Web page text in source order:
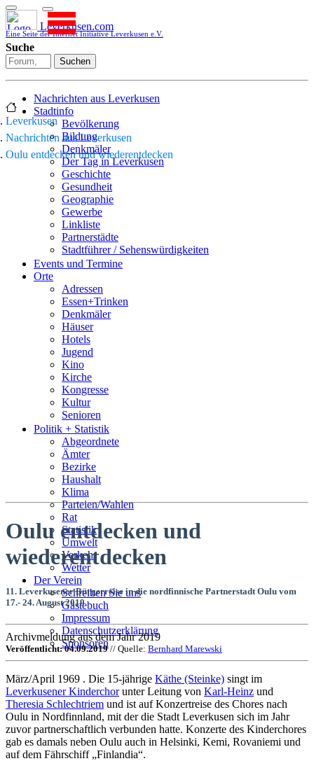
Leverkusen.com
Eine Seite der Internet Initiative Leverkusen e.V.
Suche
Suchen
Nachrichten aus Leverkusen
Stadtinfo
Bevölkerung
Bildung
Denkmäler
Der Tag in Leverkusen
Geschichte
Gesundheit
Geographie
Gewerbe
Linkliste
Partnerstädte
Stadtführer / Sehenswürdigkeiten
Stadtplan
Sport
Who is who
Wohnen
Events und Termine
Orte
Adressen
Essen+Trinken
Denkmäler
Häuser
Hotels
Jugend
Kino
Kirche
Kongresse
Kultur
Senioren
Stadtführer
Straßen
Politik + Statistik
Abgeordnete
Ämter
Bezirke
Haushalt
Klima
Parteien/Wahlen
Rat
Statistik
Umwelt
Verkehr
Wetter
Der Verein
Schreiben Sie uns
Gästebuch
Impressum
Datenschutzerklärung
Sponsoren
Leverkusen
Nachrichten aus Leverkusen
Oulu entdecken und wiederentdecken
Oulu entdecken und
wiederentdecken
11. Leverkusener Bürgerreise in die nordfinnische Partnerstadt Oulu vom
17.- 24. August 2019
Archivmeldung aus dem Jahr 2019
Veröffentlicht: 04.09.2019// Quelle: Bernhard Marewski
März/April 1969 . Die 15-jährige Käthe (Steinke) singt im
Leverkusener Kinderchorunter Leitung von Karl-Heinz und
Theresia Schlechtriem und ist auf Konzertreise des Chores nach
Oulu in Nordfinnland, mit der die Stadt Leverkusen sich im Jahr
zuvor partnerschaftlich verbunden hatte. Konzerte des Kinderchores
gab es damals neben Oulu auch in Helsinki, Kemi, Rovaniemi und
auf dem Fährschiff „Finlandia“.